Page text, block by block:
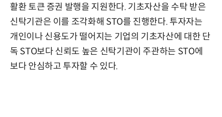
활환 토큰 증권 발행을 지원한다. 기초자산을 수탁 받은
신탁기관은 이를 조각화해 STO를 진행한다. 투자자는
개인이나 신용도가 떨어지는 기업의 기초자산에 대한 단
독 STO보다 신뢰도 높은 신탁기관이 주관하는 STO에
보다 안심하고 투자할 수 있다.